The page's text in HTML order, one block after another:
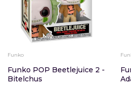
Funko
Funko POP Beetlejuice 2 -
Bitelchus